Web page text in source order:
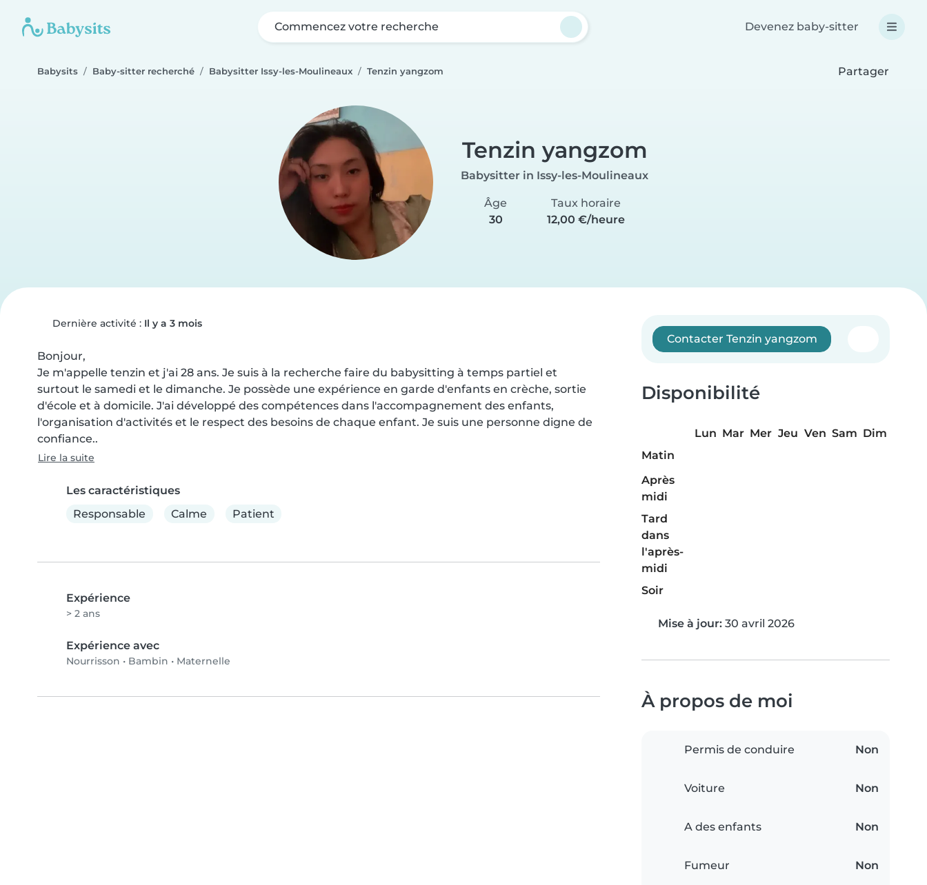
Commencez votre recherche Devenez baby-sitter
Babysits Baby-sitter recherché Babysitter Issy-les-Moulineaux Tenzin yangzom Partager
Tenzin yangzom
Babysitter in Issy-les-Moulineaux
Âge
30
Taux horaire
12,00 €/heure
Dernière activité : Il y a 3 mois
Bonjour,
Je m'appelle tenzin et j'ai 28 ans. Je suis à la recherche faire du babysitting à temps partiel et
surtout le samedi et le dimanche. Je possède une expérience en garde d'enfants en crèche, sortie
d'école et à domicile. J'ai développé des compétences dans l'accompagnement des enfants,
l'organisation d'activités et le respect des besoins de chaque enfant. Je suis une personne digne de
confiance..
Lire la suite
Les caractéristiques
Responsable
Calme Patient
Expérience
> 2 ans
Expérience avec
Nourrisson • Bambin • Maternelle
Contacter Tenzin yangzom
Disponibilité
Lun Mar Mer Jeu Ven Sam Dim
Matin
Après
midi
Tard
dans
l'après-
midi
Soir
Mise à jour: 30 avril 2026
À propos de moi
Permis de conduire Non
Voiture Non
A des enfants Non
Fumeur Non